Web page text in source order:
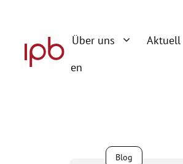
springen
Über uns Aktuell
en
Blog